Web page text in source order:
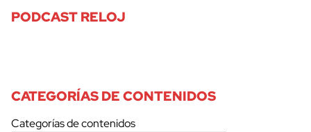
PODCAST RELOJ
CATEGORÍAS DE CONTENIDOS
Categorías de contenidos